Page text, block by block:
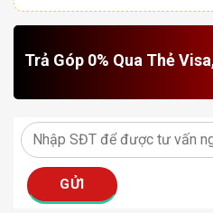
Trả Góp 0% Qua Thẻ